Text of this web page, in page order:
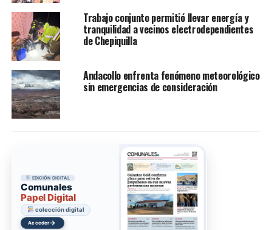
Trabajo conjunto permitió llevar energía y
tranquilidad a vecinos electrodependientes
de Chepiquilla
Andacollo enfrenta fenómeno meteorológico
sin emergencias de consideración
EDICIÓN DIGITAL
Comunales
Papel Digital
colección digital
Acceder→